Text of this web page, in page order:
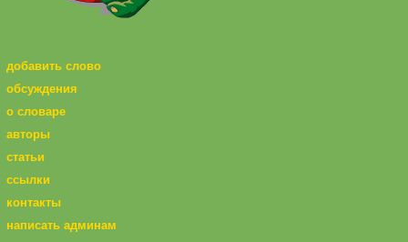
добавить слово
обсуждения
о словаре
авторы
статьи
ссылки
контакты
написать админам